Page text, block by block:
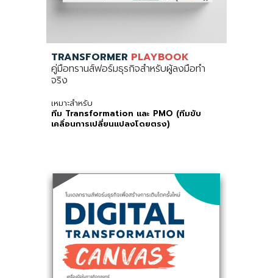
TRANSFORMER PLAYBOOK
คู่มือทรานส์ฟอร์มธุรกิจสำหรับผู้ลงมือทำ
จริง
เหมาะสำหรับ
ทีม Transformation และ PMO (ทีมขับ
เคลื่อนการเปลี่ยนแปลงโดยตรง)